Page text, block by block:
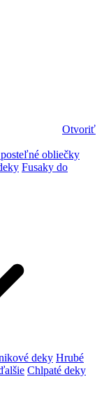
Otvoriť
obliečky
Fusaky do
deky Hrubé
Chlpaté deky